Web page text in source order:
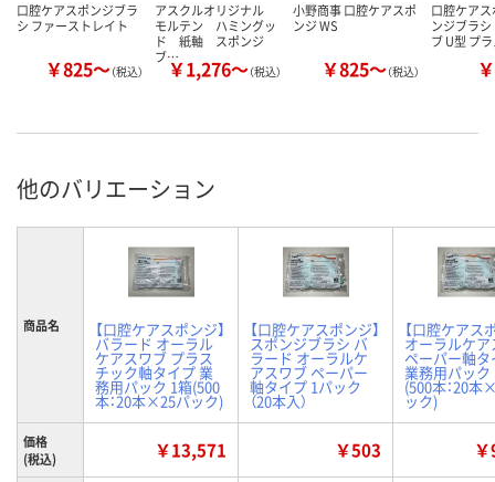
口腔ケアスポンジブラ
シ ファーストレイト
￥825～（税込）
アスクルオリジナル
モルテン ハミングッ
ド 紙軸 スポンジ
ブ…￥1,276～（税込）
小野商事 口腔ケアスポ
ンジ WS
￥825～（税込）
口腔ケア
ンジブラ
ブ U型 プ
他のバリエーション
商品名 【口腔ケアスポンジ】
バラード オーラル
ケアスワブ プラス
チック軸タイプ 業
務用パック 1箱(500
本：20本×25パック)
【口腔ケアスポンジ】
スポンジブラシ バ
ラード オーラルケ
アスワブ ペーパー
軸タイプ 1パック
（20本入）
【口腔ケアス
オーラルケ
ペーパー軸タ
業務用パック
(500本：20本
ック)
価格
(税込)
￥13,571 ￥503